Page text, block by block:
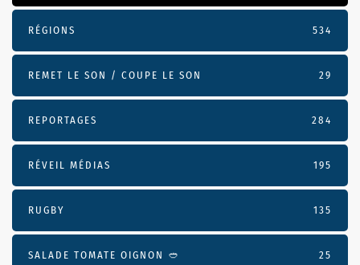
RÉGIONS 534
REMET LE SON / COUPE LE SON 29
REPORTAGES 284
RÉVEIL MÉDIAS 195
RUGBY 135
SALADE TOMATE OIGNON 🥙 25